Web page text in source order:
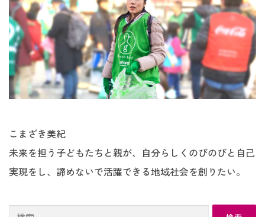
こまざき美紀
未来を担う子どもたちと親が、自分らしくのびのびと自己
実現をし、諦めないで活躍できる地域社会を創りたい。